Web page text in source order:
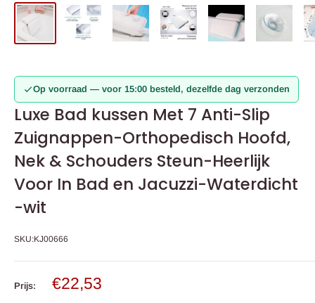
Op voorraad — voor 15:00 besteld, dezelfde dag verzonden
Luxe Bad kussen Met 7 Anti-Slip
Zuignappen-Orthopedisch Hoofd,
Nek & Schouders Steun-Heerlijk
Voor In Bad en Jacuzzi-Waterdicht
-wit
SKU:KJ00666
Prijs:
Verkoop
€22,53